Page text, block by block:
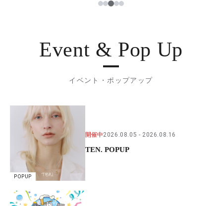
1234
Event & Pop Up
イベント・ポップアップ
POPUP
開催中2026.08.05 2026.08.16
TEN. POPUP